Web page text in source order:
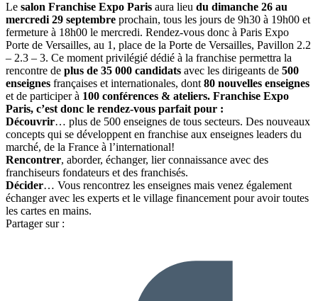
Le salon Franchise Expo Paris aura lieu du dimanche 26 au
mercredi 29 septembre prochain, tous les jours de 9h30 à 19h00 et
fermeture à 18h00 le mercredi. Rendez-vous donc à Paris Expo
Porte de Versailles, au 1, place de la Porte de Versailles, Pavillon 2.2
– 2.3 – 3. Ce moment privilégié dédié à la franchise permettra la
rencontre de plus de 35 000 candidats avec les dirigeants de 500
enseignes françaises et internationales, dont 80 nouvelles enseignes
et de participer à 100 conférences & ateliers. Franchise Expo
Paris, c’est donc le rendez-vous parfait pour :
Découvrir… plus de 500 enseignes de tous secteurs. Des nouveaux
concepts qui se développent en franchise aux enseignes leaders du
marché, de la France à l’international!
Rencontrer, aborder, échanger, lier connaissance avec des
franchiseurs fondateurs et des franchisés.
Décider… Vous rencontrez les enseignes mais venez également
échanger avec les experts et le village financement pour avoir toutes
les cartes en mains.
Partager sur :